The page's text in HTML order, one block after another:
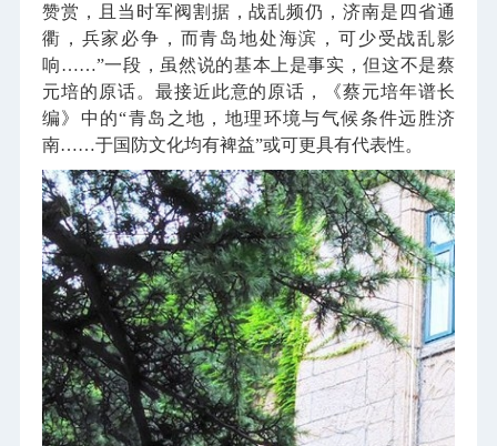
赞赏，且当时军阀割据，战乱频仍，济南是四省通
衢，兵家必争，而青岛地处海滨，可少受战乱影
响……”一段，虽然说的基本上是事实，但这不是蔡
元培的原话。最接近此意的原话，《蔡元培年谱长
编》中的“青岛之地，地理环境与气候条件远胜济
南……于国防文化均有裨益”或可更具有代表性。